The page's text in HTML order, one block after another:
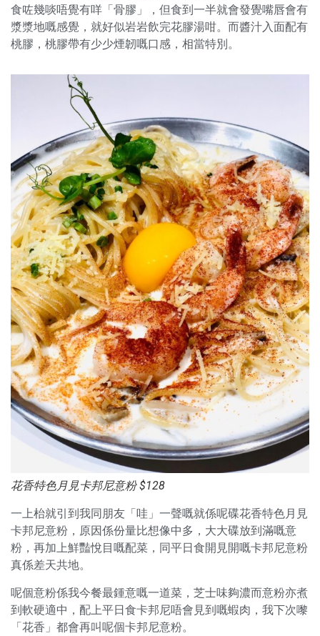
食咗幾啖唔覺有咩「骨膠」，但食到一半就會發覺嘴唇會有
漿漿地嘅感覺，就好似岩岩飲完花膠湯咁。而醬汁入面配有
桃膠，桃膠帶有少少煙韌嘅口感，相當特別。
花香特色月見卡邦尼意粉 $128
一上枱就引到我同朋友「哇」一聲嘅就係呢碟花香特色月見
卡邦尼意粉，原因係份量比想像中多，大大碟放到滿嘅意
粉，再加上鮮豔悅目嘅配菜，同平日食開見開嘅卡邦尼意粉
真係差天共地。
呢個意粉係我今餐最鍾意嘅一道菜，芝士味夠濃而意粉亦煮
到軟硬適中，配上平日食卡邦尼唔會見到嘅蝦肉，我下次嚟
「花香」都會再叫呢個卡邦尼意粉。